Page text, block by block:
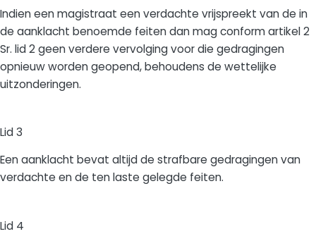
Indien een magistraat een verdachte vrijspreekt van de in
de aanklacht benoemde feiten dan mag conform artikel 2
Sr. lid 2 geen verdere vervolging voor die gedragingen
opnieuw worden geopend, behoudens de wettelijke
uitzonderingen.
Lid 3
Een aanklacht bevat altijd de strafbare gedragingen van
verdachte en de ten laste gelegde feiten.
Lid 4